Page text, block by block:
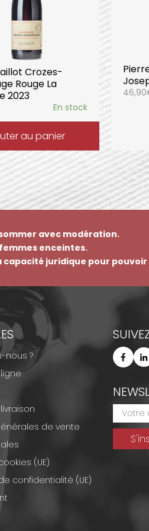
Crozes-
Rouge La
2023
En stock
au panier
46,90
avec modération.
enceintes.
capacité juridique pour
nous ?
de vente
(UE)
confidentialité (UE)